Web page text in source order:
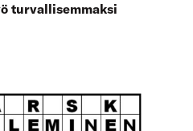
turvallisemmaksi